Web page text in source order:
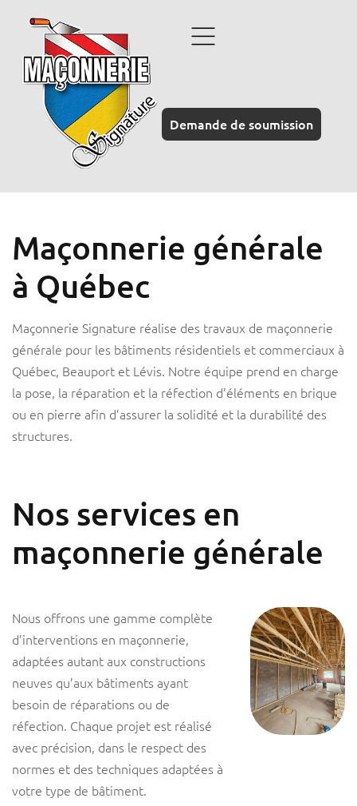
Demande de soumission
Maçonnerie générale
à Québec
Maçonnerie Signature réalise des travaux de maçonnerie
générale pour les bâtiments résidentiels et commerciaux à
Québec, Beauport et Lévis. Notre équipe prend en charge
la pose, la réparation et la réfection d’éléments en brique
ou en pierre afin d’assurer la solidité et la durabilité des
structures.
Nos services en
maçonnerie générale
Nous offrons une gamme complète
d’interventions en maçonnerie,
adaptées autant aux constructions
neuves qu’aux bâtiments ayant
besoin de réparations ou de
réfection. Chaque projet est réalisé
avec précision, dans le respect des
normes et des techniques adaptées à
votre type de bâtiment.